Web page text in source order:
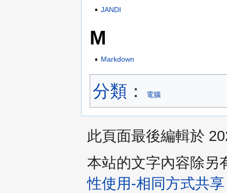
JANDI
M
Markdown
分類 ：​ 電腦
此頁面最後編輯於
本站的文字內容除
性使用-相同方式共享